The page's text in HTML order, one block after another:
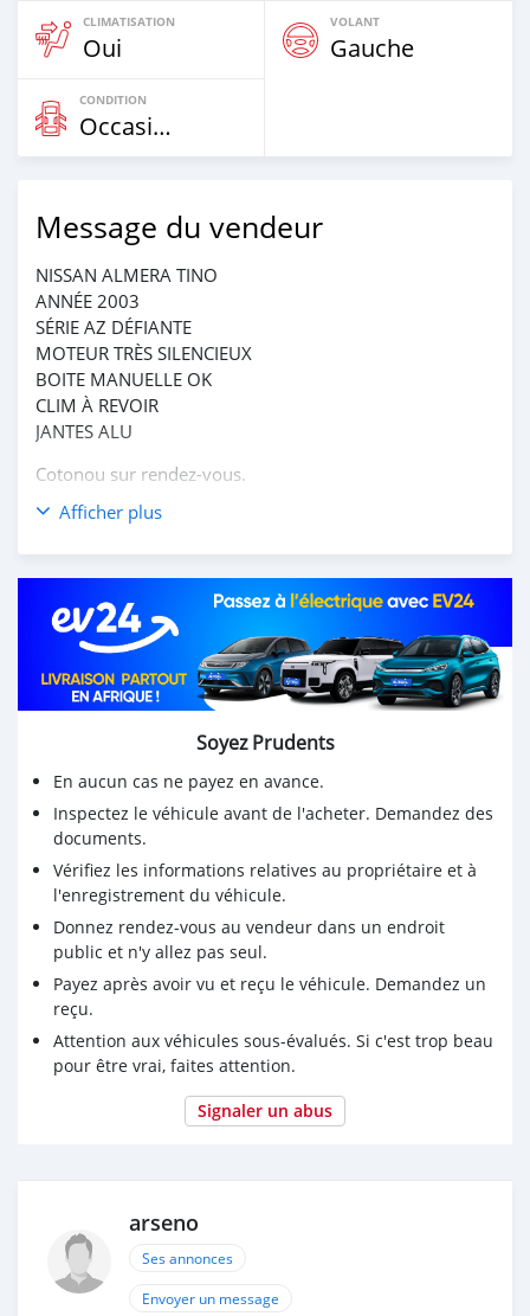
CLIMATISATION
Oui
VOLANT
Gauche
CONDITION
Occasion
Message du vendeur
NISSAN ALMERA TINO
ANNÉE 2003
SÉRIE AZ DÉFIANTE
MOTEUR TRÈS SILENCIEUX
BOITE MANUELLE OK
CLIM À REVOIR
JANTES ALU
Cotonou sur rendez-vous.
Afficher plus
Soyez Prudents
En aucun cas ne payez en avance.
Inspectez le véhicule avant de l'acheter. Demandez des
documents.
Vérifiez les informations relatives au propriétaire et à
l'enregistrement du véhicule.
Donnez rendez-vous au vendeur dans un endroit
public et n'y allez pas seul.
Payez après avoir vu et reçu le véhicule. Demandez un
reçu.
Attention aux véhicules sous-évalués. Si c'est trop beau
pour être vrai, faites attention.
Signaler un abus
arseno
Ses annonces
Envoyer un message